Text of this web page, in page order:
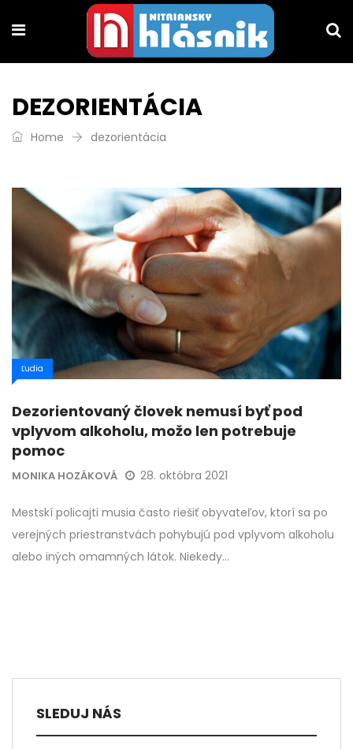
DEZORIENTÁCIA
Home dezorientácia
Ľudia
Dezorientovaný človek nemusí byť pod
vplyvom alkoholu, možo len potrebuje
pomoc
MONIKA HOZÁKOVÁ 28. októbra 2021
Mestskí policajti musia často riešiť obyvateľov, ktorí sa po
verejných priestranstvách pohybujú pod vplyvom alkoholu
alebo iných omamných látok. Niekedy…
SLEDUJ NÁS